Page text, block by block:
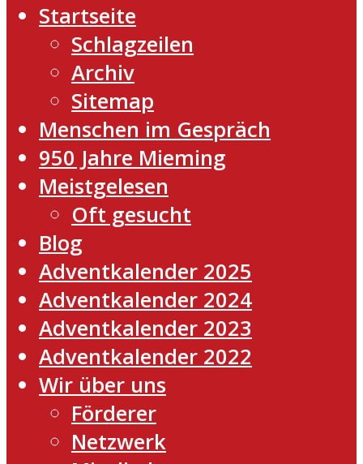
Startseite
Schlagzeilen
Archiv
Sitemap
Menschen im Gespräch
950 Jahre Mieming
Meistgelesen
Oft gesucht
Blog
Adventkalender 2025
Adventkalender 2024
Adventkalender 2023
Adventkalender 2022
Wir über uns
Förderer
Netzwerk